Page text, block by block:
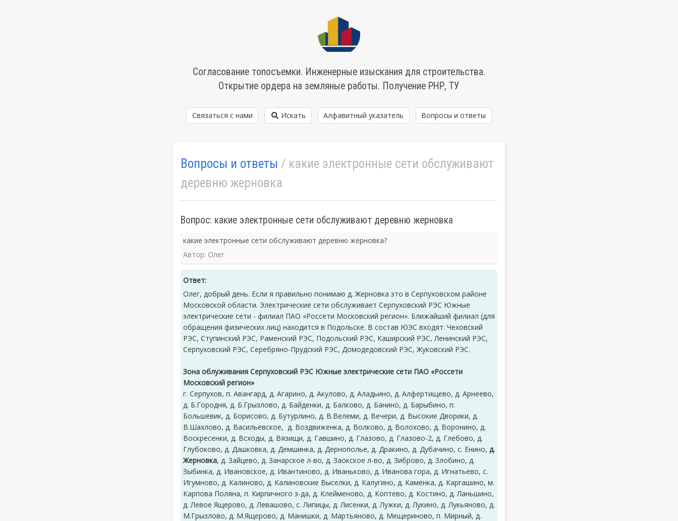
Согласование топосъемки. Инженерные изыскания для строительства.
Открытие ордера на земляные работы. Получение РНР, ТУ
Связаться с нами Искать Алфавитный указатель Вопросы и ответы
Вопросы и ответы / какие электронные сети обслуживают
деревню жерновка
Вопрос: какие электронные сети обслуживают деревню жерновка
какие электронные сети обслуживают деревню жерновка?
Автор: Олег
Ответ:
Олег, добрый день. Если я правильно понимаю д. Жерновка это в Серпуховском районе
Московской области. Электрические сети обслуживает Серпуховский РЭС Южные
электрические сети - филиал ПАО «Россети Московский регион». Ближайший филиал (для
обращения физических лиц) находится в Подольске. В состав ЮЭС входят: Чеховский
РЭС, Ступинский РЭС, Раменский РЭС, Подольский РЭС, Каширский РЭС, Ленинский РЭС,
Серпуховский РЭС, Серебряно-Прудский РЭС, Домодедовский РЭС, Жуковский РЭС.
Зона облуживания Серпуховский РЭС Южные электрические сети ПАО «Россети
Московский регион»
г. Серпухов, п. Авангард, д. Агарино, д. Акулово, д. Аладьино, д. Алфертищево, д. Арнеево,
д. Б.Городня, д. Б.Грызлово, д. Байденки, д. Балково, д. Банино, д. Барыбино, п.
Большевик, д. Борисово, д. Бутурлино, д. В.Велеми, д. Вечери, д. Высокие Дворики, д.
В.Шахлово, д. Васильевское, д. Воздвиженка, д. Волково, д. Волохово, д. Воронино, д.
Воскресенки, д. Всходы, д. Вязищи, д. Гавшино, д. Глазово, д. Глазово-2, д. Глебово, д.
Глубоково, д. Дашковка, д. Демшинка, д. Дернополье, д. Дракино, д. Дубачино, с. Енино, д.
Жерновка, д. Зайцево, д. Занарское л-во, д. Заокское л-во, д. Зиброво, д. Злобино, д.
Зыбинка, д. Ивановское, д. Ивантиново, д. Иваньково, д. Иванова гора, д. Игнатьево, с.
Игумново, д. Калиново, д. Калиновские Выселки, д. Калугино, д. Каменка, д. Каргашино, м.
Карпова Поляна, п. Кирпичного з-да, д. Клейменово, д. Коптево, д. Костино, д. Ланьшино,
д. Левое Ящерово, д. Левашово, с. Липицы, д. Лисенки, д. Лужки, д. Лукино, д. Лукьяново, д.
М.Грызлово, д. М.Ящерово, д. Манишки, д. Мартьяново, д. Мещериново, п. Мирный, д.